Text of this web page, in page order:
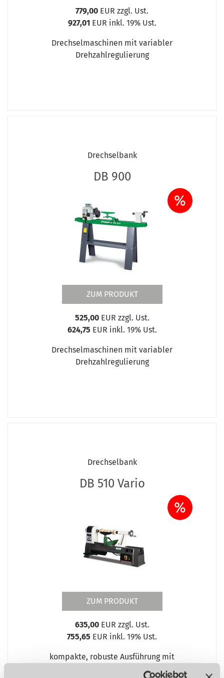
779,00 EUR zzgl. Ust.
927,01 EUR inkl. 19% Ust.
Drechselmaschinen mit variabler
Drehzahlregulierung
Drechselbank
DB 900
%
ZUM PRODUKT
525,00EUR zzgl. Ust.
624,75 EUR inkl. 19% Ust.
Drechselmaschinen mit variabler
Drehzahlregulierung
Drechselbank
DB 510 Vario
%
ZUM PRODUKT
635,00EUR zzgl. Ust.
755,65 EUR inkl. 19% Ust.
kompakte, robuste Ausführung mit
stufenloser Drehzahlregelung